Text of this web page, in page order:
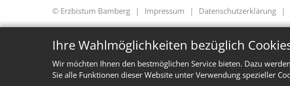
Ihre Wahlmöglichkeiten bezüglich
Wir möchten Ihnen den bestmöglichen Service bieten. Dazu
Sie alle Funktionen dieser Website unter Verwendung spezieller
© Erzbistum Bamberg Impressum Datenschutzerklärung